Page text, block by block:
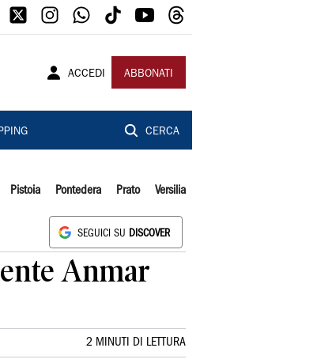
ACCEDI ABBONATI
CERCA
Pistoia Pontedera Prato Versilia
SEGUICI SU DISCOVER
Anmar
2 MINUTI DI LETTURA